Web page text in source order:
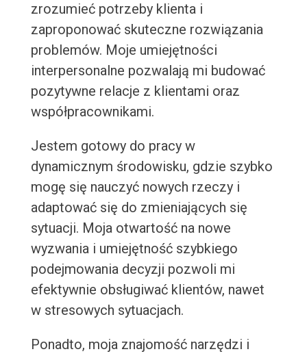
zrozumieć potrzeby klienta i
zaproponować skuteczne rozwiązania
problemów. Moje umiejętności
interpersonalne pozwalają mi budować
pozytywne relacje z klientami oraz
współpracownikami.
Jestem gotowy do pracy w
dynamicznym środowisku, gdzie szybko
mogę się nauczyć nowych rzeczy i
adaptować się do zmieniających się
sytuacji. Moja otwartość na nowe
wyzwania i umiejętność szybkiego
podejmowania decyzji pozwoli mi
efektywnie obsługiwać klientów, nawet
w stresowych sytuacjach.
Ponadto, moja znajomość narzędzi i